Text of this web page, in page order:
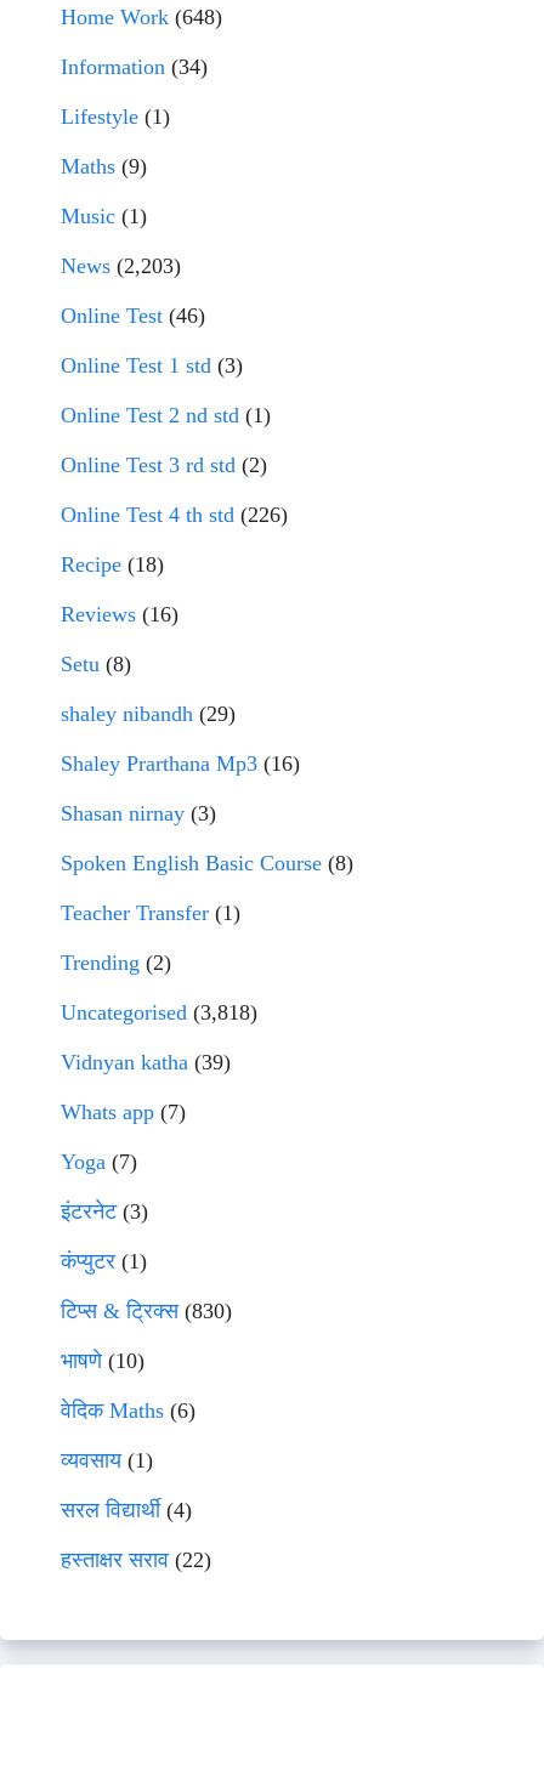
Home Work (648)
Information (34)
Lifestyle (1)
Maths (9)
Music (1)
News (2,203)
Online Test (46)
Online Test 1 std (3)
Online Test 2 nd std (1)
Online Test 3 rd std (2)
Online Test 4 th std (226)
Recipe (18)
Reviews (16)
Setu (8)
shaley nibandh (29)
Shaley Prarthana Mp3 (16)
Shasan nirnay (3)
Spoken English Basic Course (8)
Teacher Transfer (1)
Trending (2)
Uncategorised (3,818)
Vidnyan katha (39)
Whats app (7)
Yoga (7)
इंटरनेट(3)
कंप्युटर (1)
टिप्स & ट्रिक्स(830)
भाषणे(10)
वेदिक Maths (6)
व्यवसाय(1)
सरल विद्यार्थी(4)
हस्ताक्षर सराव (22)